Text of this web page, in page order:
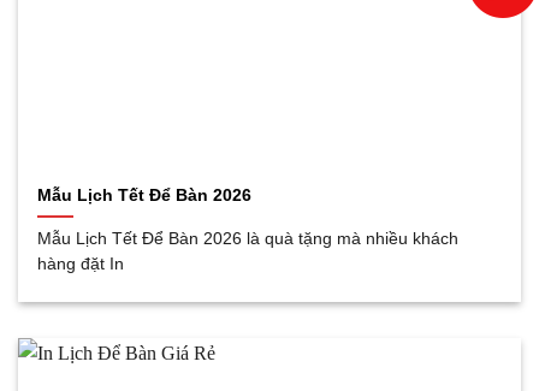
Mẫu Lịch Tết Để Bàn 2026
Mẫu Lịch Tết Để Bàn 2026 là quà tặng mà nhiều khách
hàng đặt In